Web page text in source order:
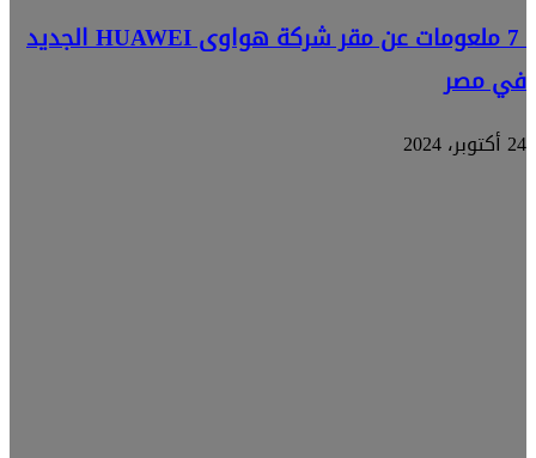
7 ملعومات عن مقر شركة هواوى HUAWEI الجديد
في مصر
24 أكتوبر، 2024